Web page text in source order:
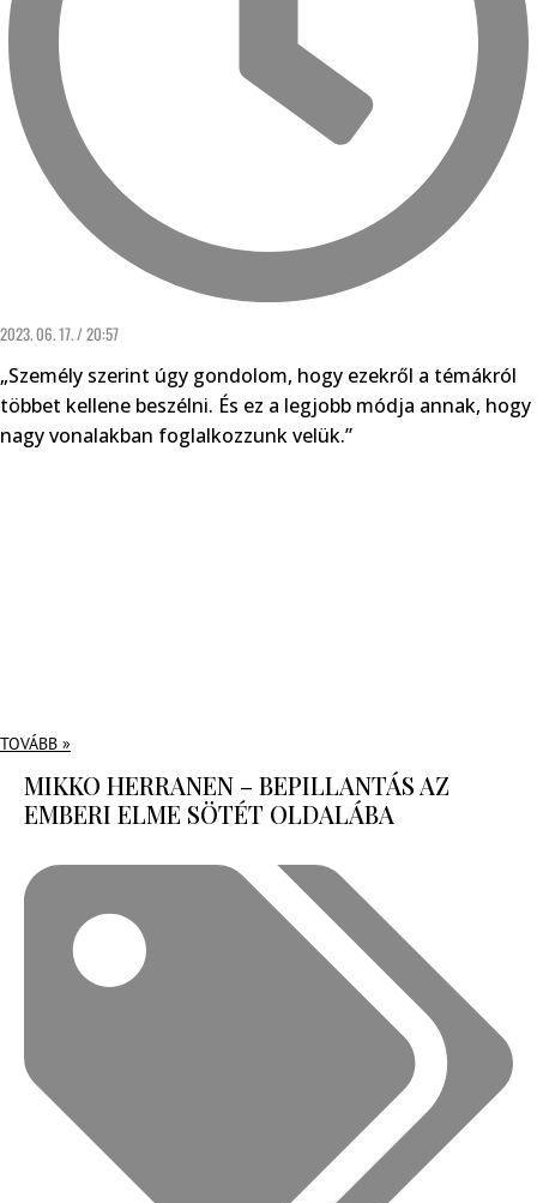
2023. 06. 17. / 20:57
„Személy szerint úgy gondolom, hogy ezekről a témákról
többet kellene beszélni. És ez a legjobb módja annak, hogy
nagy vonalakban foglalkozzunk velük.”
TOVÁBB »
MIKKO HERRANEN – BEPILLANTÁS AZ
EMBERI ELME SÖTÉT OLDALÁBA